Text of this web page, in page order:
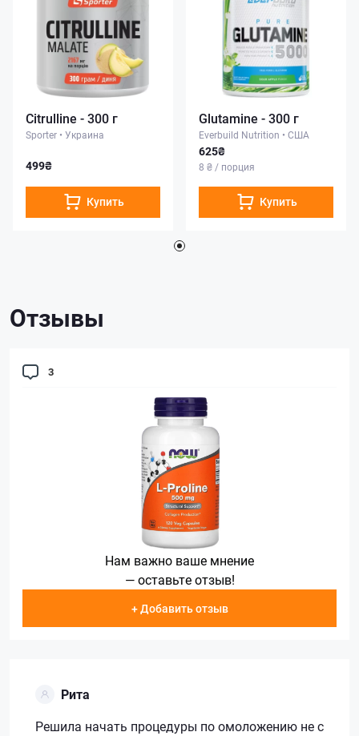
Citrulline - 300 г
Sporter • Украина
499₴
Купить
Glutamine - 300 г
Everbuild Nutrition • США
625₴
8 ₴ / порция
Купить
Отзывы
3
Нам важно ваше мнение
— оставьте отзыв!
+ Добавить отзыв
Рита
Решила начать процедуры по омоложению не с